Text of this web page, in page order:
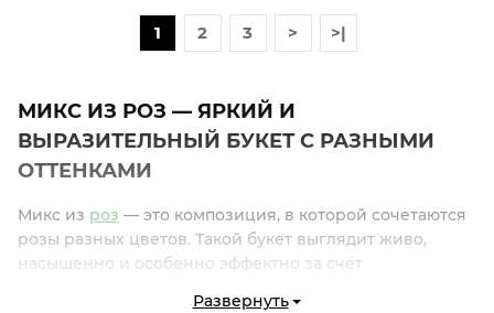
1 2 3 > >|
МИКС ИЗ РОЗ — ЯРКИЙ И
ВЫРАЗИТЕЛЬНЫЙ БУКЕТ С РАЗНЫМИ
ОТТЕНКАМИ
Микс из роз — это композиция, в которой сочетаются
розы разных цветов. Такой букет выглядит живо,
насыщенно и особенно эффектно за счёт
Развернуть